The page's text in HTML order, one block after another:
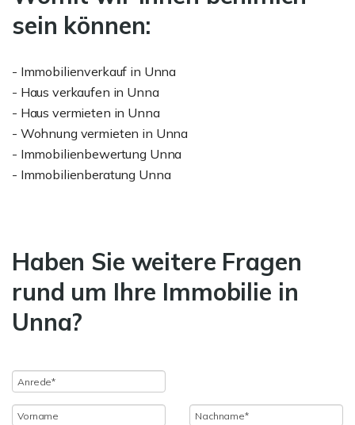
sein können:
- Immobilienverkauf in Unna
- Haus verkaufen in Unna
- Haus vermieten in Unna
- Wohnung vermieten in Unna
- Immobilienbewertung Unna
- Immobilienberatung Unna
Haben Sie weitere Fragen
rund um Ihre Immobilie in
Unna?